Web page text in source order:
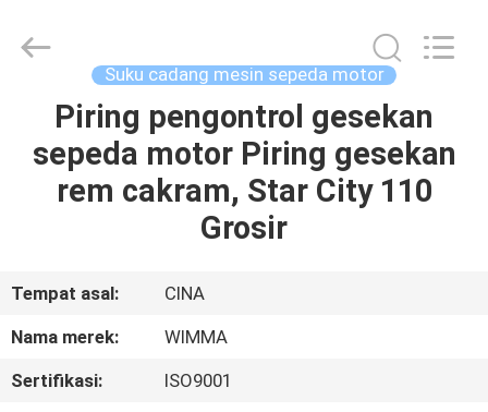
RUMAH
PRODUK
TENTANG
Spare
Parts
Suku cadang mesin sepeda motor
Piring pengontrol gesekan
sepeda motor Piring gesekan
rem cakram, Star City 110
Grosir
Tempat asal:
CINA
Nama merek:
WIMMA
Sertifikasi:
ISO9001